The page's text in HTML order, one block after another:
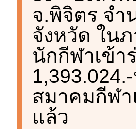
จ.พิจิตร จำ
จังหวัด ใน
นักกีฬาเข้า
สมาคมกีฬา
แล้ว